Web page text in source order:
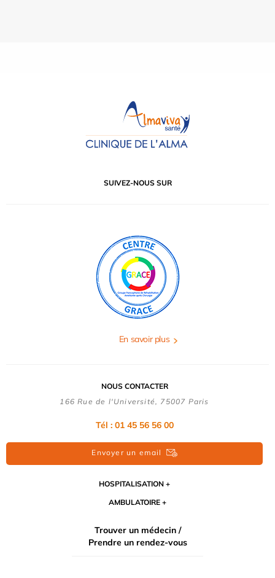
SUIVEZ-NOUS SUR
En savoir plus
NOUS CONTACTER
166 Rue de l'Université, 75007 Paris
Tél : 01 45 56 56 00
Envoyer un email
HOSPITALISATION
AMBULATOIRE
Trouver un médecin /
Prendre un rendez-vous